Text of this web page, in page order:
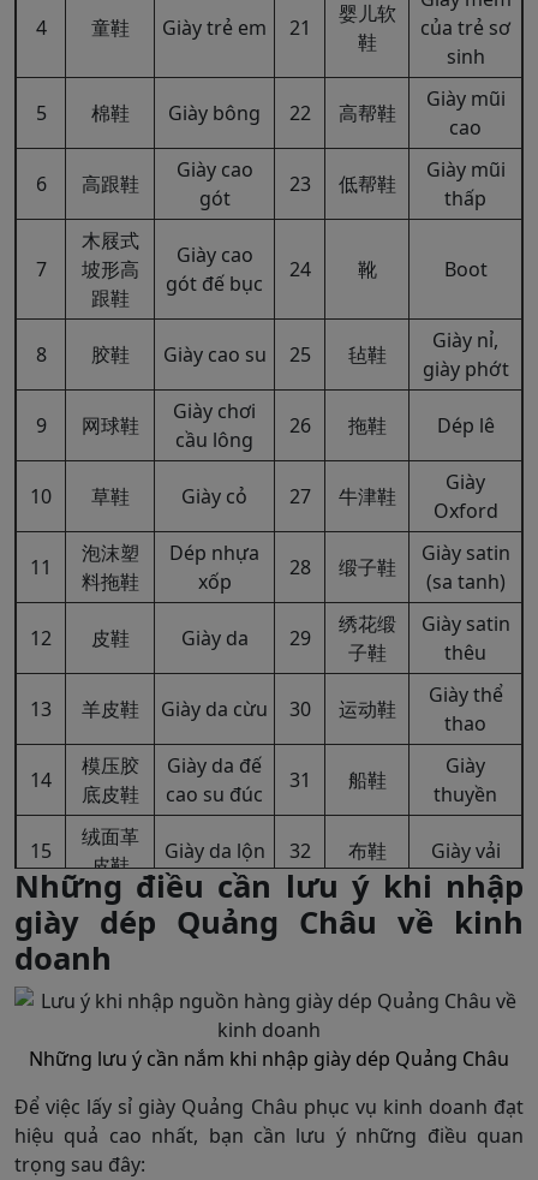
4 童鞋 Giày trẻ em 21
婴儿软
鞋
của trẻ sơ
sinh
5 棉鞋 Giày bông 22 高帮鞋
Giày mũi
cao
6 高跟鞋
Giày cao
gót
23 低帮鞋
Giày mũi
thấp
7
木屐式
坡形高
跟鞋
Giày cao
gót đế bục
24 靴 Boot
8 胶鞋 Giày cao su 25 毡鞋
Giày nỉ,
giày phớt
9 网球鞋
Giày chơi
cầu lông
26 拖鞋 Dép lê
10 草鞋 Giày cỏ 27 牛津鞋
Giày
Oxford
11
泡沫塑
料拖鞋
Dép nhựa
xốp
28 缎子鞋
Giày satin
(sa tanh)
12 皮鞋 Giày da 29
绣花缎
子鞋
Giày satin
thêu
13 羊皮鞋 Giày da cừu 30 运动鞋
Giày thể
thao
14
模压胶
底皮鞋
Giày da đế
cao su đúc
31 船鞋
Giày
thuyền
15
绒面革
皮鞋
Giày da lộn 32 布鞋 Giày vải
16 漆皮鞋
Giày da
sơn, giày
bóng
无带便
Giày vải
17
鞋
Giày da vằn 34
鞋
liền tất
Những điều cần lưu ý khi nhập
giày dép Quảng Châu về kinh
doanh
Những lưu ý cần nắm khi nhập giày dép Quảng Châu
Để việc lấy sỉ giày Quảng Châu phục vụ kinh doanh đạt
hiệu quả cao nhất, bạn cần lưu ý những điều quan
trọng sau đây: